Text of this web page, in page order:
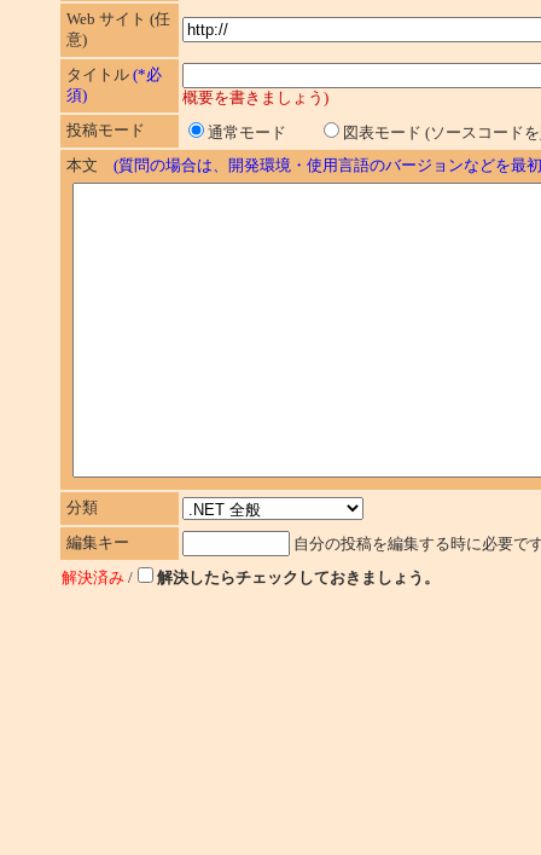
Web サイト (任
意)
タイトル (*必
須)
概要を書きましょう)
投稿モード
通常モード
図表モード (ソースコード
本文 (質問の場合は、開発環境・使用言語のバージョンなどを最
分類
編集キー
自分の投稿を編集する時に必要で
解決済み / 解決したらチェックしておきましょう。